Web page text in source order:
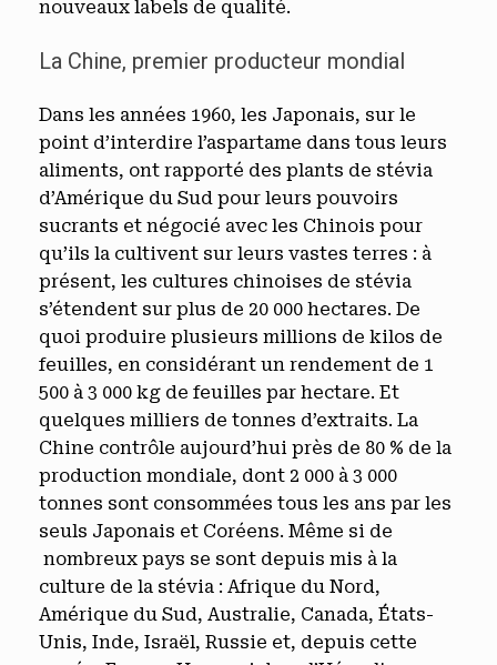
nouveaux labels de qualité.
La Chine, premier producteur mondial
Dans les années 1960, les Japonais, sur le
point d’interdire l’aspartame dans tous leurs
aliments, ont rapporté des plants de stévia
d’Amérique du Sud pour leurs pouvoirs
sucrants et négocié avec les Chinois pour
qu’ils la cultivent sur leurs vastes terres : à
présent, les cultures chinoises de stévia
s’étendent sur plus de 20 000 hectares. De
quoi produire plusieurs millions de kilos de
feuilles, en considérant un rendement de 1
500 à 3 000 kg de feuilles par hectare. Et
quelques milliers de tonnes d’extraits. La
Chine contrôle aujourd’hui près de 80 % de la
production mondiale, dont 2 000 à 3 000
tonnes sont consommées tous les ans par les
seuls Japonais et Coréens. Même si de
nombreux pays se sont depuis mis à la
culture de la stévia : Afrique du Nord,
Amérique du Sud, Australie, Canada, États-
Unis, Inde, Israël, Russie et, depuis cette